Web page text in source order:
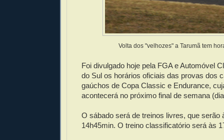
Volta dos "velhozes" a Tarumã tem
Foi divulgado hoje pela FGA e Automóvel
do Sul os horários oficiais das provas dos
gaúchos de Copa Classic e Endurance,
acontecerá no próximo final de semana
O sábado será de treinos livres, que serão
14h45min. O treino classificatório será às